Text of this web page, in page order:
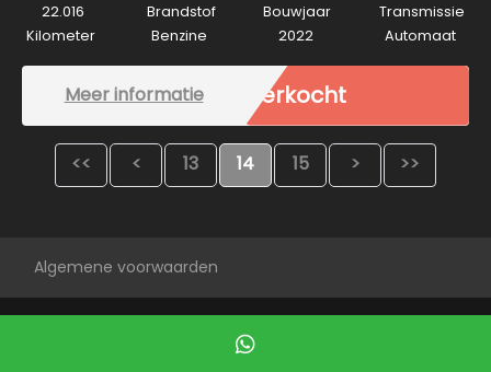
22.016
Kilometer
Brandstof
Benzine
Bouwjaar
2022
Transmissie
Automaat
Meer informatie Verkocht
<< < 13 14 15 > >>
Algemene voorwaarden
Mobilox